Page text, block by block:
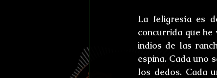
La feligresía es
concurrida que he
indios de las
espina. Cada uno
los dedos. Cada